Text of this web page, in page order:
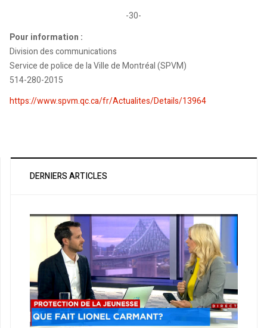
-30-
Pour information :
Division des communications
Service de police de la Ville de Montréal (SPVM)
514-280-2015
https://www.spvm.qc.ca/fr/Actualites/Details/13964
DERNIERS ARTICLES